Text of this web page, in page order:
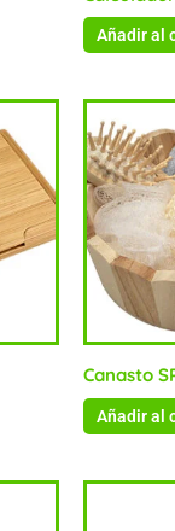
Añadir al
Canasto
Añadir al